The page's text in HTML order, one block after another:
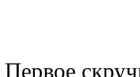
Первое